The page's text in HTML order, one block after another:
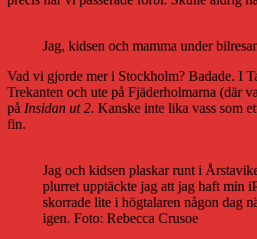
Jag, kidsen och mamma under
Vad vi gjorde mer i Stockholm? Badade. I
Trekanten och ute på Fjäderholmarna (där
på Insidan ut 2. Kanske inte lika vass som
fin.
Jag och kidsen plaskar runt i
plurret upptäckte jag att jag haft min
skorrade lite i högtalaren någon dag
igen. Foto: Rebecca Crusoe